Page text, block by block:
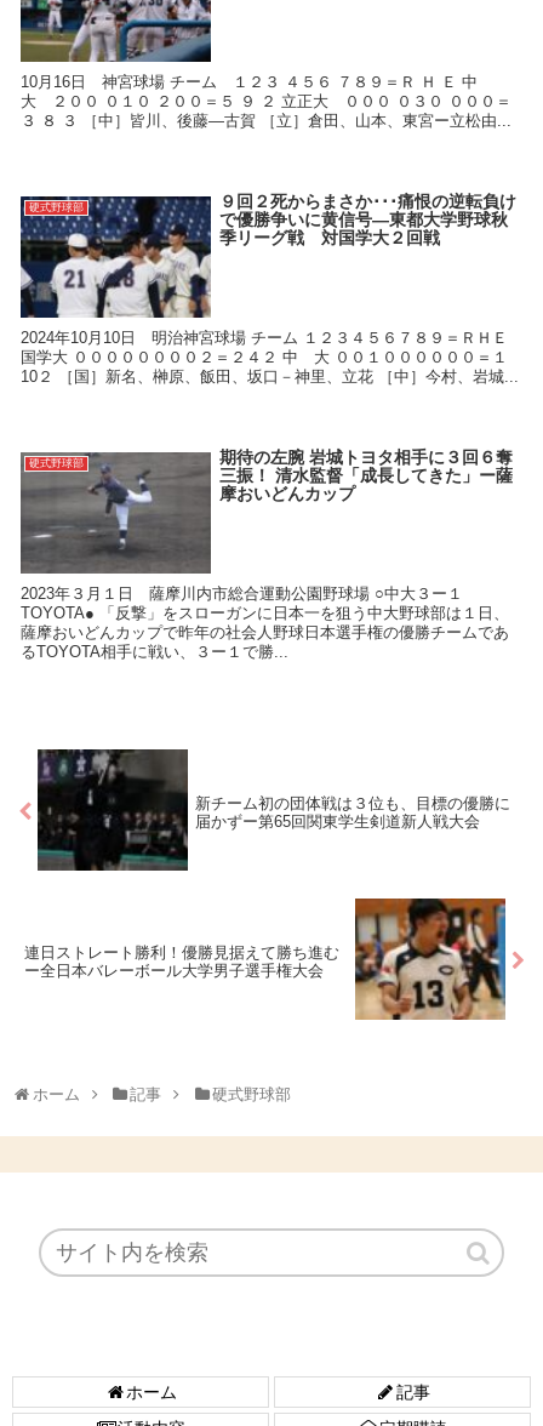
10月16日 神宮球場 チーム １２３ ４５６ ７８９＝Ｒ Ｈ Ｅ 中
大 ２００ ０１０ ２００＝５ ９ ２ 立正大 ０００ ０３０ ０００＝
３ ８ ３ ［中］皆川、後藤―古賀 ［立］倉田、山本、東宮ー立松由...
硬式野球部
９回２死からまさか･･･痛恨の逆転負け
で優勝争いに黄信号―東都大学野球秋
季リーグ戦 対国学大２回戦
2024年10月10日 明治神宮球場 チーム １２３４５６７８９＝ＲＨＥ
国学大 ００００００００２＝２４２ 中 大 ００１００００００＝１
10２ ［国］新名、榊原、飯田、坂口－神里、立花 ［中］今村、岩城...
硬式野球部
期待の左腕 岩城トヨタ相手に３回６奪
三振！ 清水監督「成長してきた」ー薩
摩おいどんカップ
2023年３月１日 薩摩川内市総合運動公園野球場 ○中大３ー１
TOYOTA● 「反撃」をスローガンに日本一を狙う中大野球部は１日、
薩摩おいどんカップで昨年の社会人野球日本選手権の優勝チームであ
るTOYOTA相手に戦い、３ー１で勝...
新チーム初の団体戦は３位も、目標の優勝に
届かずー第65回関東学生剣道新人戦大会
連日ストレート勝利！優勝見据えて勝ち進む
ー全日本バレーボール大学男子選手権大会
ホーム 記事 硬式野球部
ホーム
記事